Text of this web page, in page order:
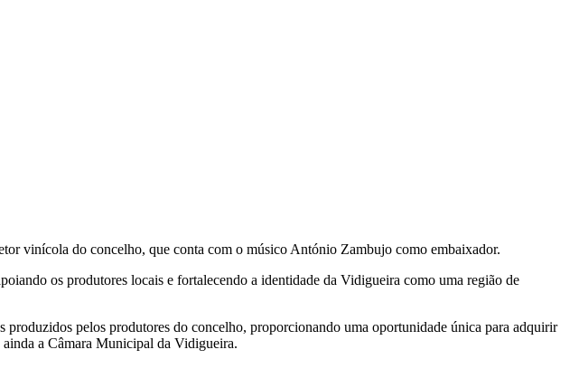
vinícola do concelho, que conta com o músico António Zambujo como embaixador.
os produtores locais e fortalecendo a identidade da Vidigueira como uma região de
pelos produtores do concelho, proporcionando uma oportunidade única para adquirir
ainda a Câmara Municipal da Vidigueira.